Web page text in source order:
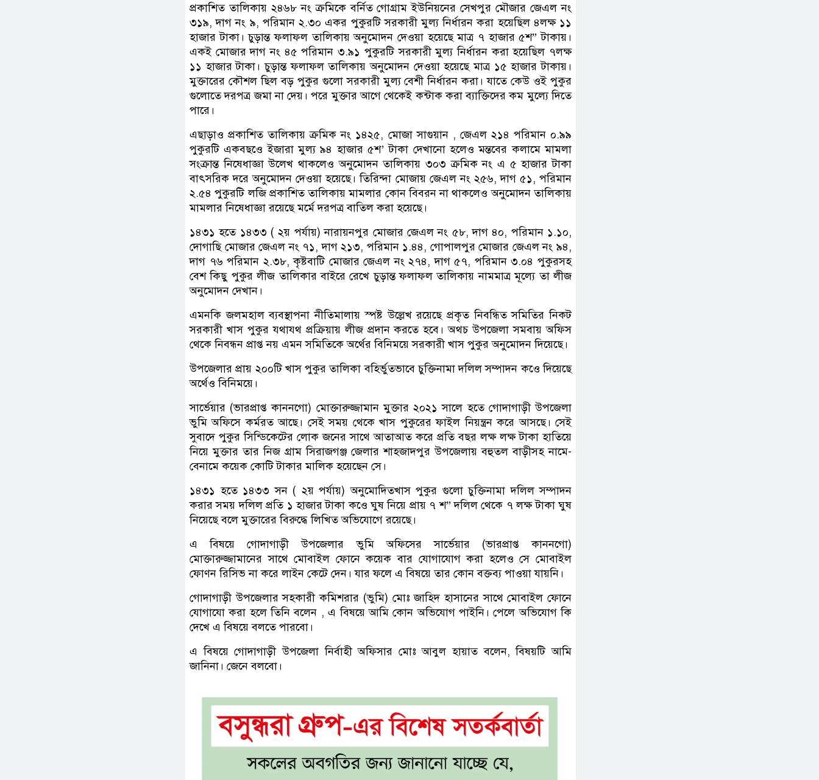
প্রকাশিত তালিকায় ২৪৬৮ নং ক্রমিকে বর্নিত গোগ্রাম ইউনিয়নের সেখপুর মৌজার জেএল নং
৩১৯, দাগ নং ৯, পরিমান ২.৩০ একর পুকুরটি সরকারী মুল্য নির্ধারন করা হয়েছিল ৪লক্ষ ১১
হাজার টাকা। চুড়ান্ত ফলাফল তালিকায় অনুমোদন দেওয়া হয়েছে মাত্র ৭ হাজার ৫শ” টাকায়।
একই মোজার দাগ নং ৪৫ পরিমান ৩.৯১ পুকুরটি সরকারী মুল্য নির্ধারন করা হয়েছিল ৭লক্ষ
১১ হাজার টাকা। চুড়ান্ত ফলাফল তালিকায় অনুমোদন দেওয়া হয়েছে মাত্র ১৫ হাজার টাকায়।
মুক্তারের কৌশল ছিল বড় পুকুর গুলো সরকারী মুল্য বেশী নির্ধারন করা। যাতে কেউ ওই পুকুর
গুলোতে দরপত্র জমা না দেয়। পরে মুক্তার আগে থেকেই কন্টাক করা ব্যাক্তিদের কম মুল্যে দিতে
পারে।
এছাড়াও প্রকাশিত তালিকায় ক্রমিক নং ১৪২৫, মোজা সাগুয়ান , জেএল ২১৪ পরিমান ০.৯৯
পুকুরটি একবছওে ইজারা মুল্য ৯৪ হাজার ৫শ’ টাকা দেখানো হলেও মন্তবের কলামে মামলা
সংক্রান্ত নিষেধাজ্ঞা উলেখ থাকলেও অনুমোদন তালিকায় ৩০৩ ক্রমিক নং এ ৫ হাজার টাকা
বাৎসরিক দরে অনুমোদন দেওয়া হয়েছে। তিরিন্দা মোজায় জেএল নং ২৫৬, দাগ ৫১, পরিমান
২.৫৪ পুকুরটি লজি প্রকাশিত তালিকায় মামলার কোন বিবরন না থাকলেও অনুমোদন তালিকায়
মামলার নিষেধাজ্ঞা রয়েছে মর্মে দরপত্র বাতিল করা হয়েছে।
১৪৩১ হতে ১৪৩৩ ( ২য় পর্যায়) নারায়নপুর মোজার জেএল নং ৫৮, দাগ ৪০, পরিমান ১.১০,
দোগাছি মোজার জেএল নং ৭১, দাগ ২১৩, পরিমান ১.৪৪, গোপালপুর মোজার জেএল নং ৯৪,
দাগ ৭৬ পরিমান ২.৩৮, কৃষ্টবাটি মোজার জেএল নং ২৭৪, দাগ ৫৭, পরিমান ৩.০৪ পুকুরসহ
বেশ কিছু পুকুর লীজ তালিকার বাইরে রেখে চুড়ান্ত ফলাফল তালিকায় নামমাত্র মূল্যে তা লীজ
অনুমোদন দেখান।
এমনকি জলমহাল ব্যবস্থাপনা নীতিমালায় স্পষ্ট উল্লেখ রয়েছে প্রকৃত নিবন্ধিত সমিতির নিকট
সরকারী খাস পুকুর যথাযথ প্রক্রিয়ায় লীজ প্রদান করতে হবে। অথচ উপজেলা সমবায় অফিস
থেকে নিবন্ধন প্রাপ্ত নয় এমন সমিতিকে অর্থের বিনিময়ে সরকারী খাস পুকুর অনুমোদন দিয়েছে।
উপজেলার প্রায় ২০০টি খাস পুকুর তালিকা বহির্ভুতভাবে চুক্তিনামা দলিল সম্পাদন কওে দিয়েছে
অর্থেও বিনিময়ে।
সার্ভেয়ার (ভারপ্রাপ্ত কাননগো) মোক্তারুজ্জামান মুক্তার ২০২১ সালে হতে গোদাগাড়ী উপজেলা
ভুমি অফিসে কর্মরত আছে। সেই সময় থেকে খাস পুকুরের ফাইল নিয়ন্ত্রন করে আসছে। সেই
সুবাদে পুকুর সিন্ডিকেটের লোক জনের সাথে আতাআত করে প্রতি বছর লক্ষ লক্ষ টাকা হাতিয়ে
নিয়ে মুক্তার তার নিজ গ্রাম সিরাজগঞ্জ জেলার শাহজাদপুর উপজেলায় বহুতল বাড়ীসহ নামে-
বেনামে কয়েক কোটি টাকার মালিক হয়েছেন সে।
১৪৩১ হতে ১৪৩৩ সন ( ২য় পর্যায়) অনুমোদিতখাস পুকুর গুলো চুক্তিনামা দলিল সম্পাদন
করার সময় দলিল প্রতি ১ হাজার টাকা কওে ঘুষ নিয়ে প্রায় ৭ শ” দলিল থেকে ৭ লক্ষ টাকা ঘুষ
নিয়েছে বলে মুক্তারের বিরুদ্ধে লিখিত অভিযোগে রয়েছে।
এ বিষয়ে গোদাগাড়ী উপজেলার ভুমি অফিসের সার্ভেয়ার (ভারপ্রাপ্ত কাননগো)
মোক্তারুজ্জামানের সাথে মোবাইল ফোনে কয়েক বার যোগাযোগ করা হলেও সে মোবাইল
ফোণন রিসিভ না করে লাইন কেটে দেন। যার ফলে এ বিষয়ে তার কোন বক্তব্য পাওয়া যায়নি।
গোদাগাড়ী উপজেলার সহকারী কমিশরার (ভুমি) মোঃ জাহিদ হাসানের সাথে মোবাইল ফোনে
যোগাযো করা হলে তিনি বলেন , এ বিষয়ে আমি কোন অভিযোগ পাইনি। পেলে অভিযোগ কি
দেখে এ বিষয়ে বলতে পারবো।
এ বিষয়ে গোদাগাড়ী উপজেলা নির্বাহী অফিসার মোঃ আবুল হায়াত বলেন, বিষয়টি আমি
জানিনা। জেনে বলবো।